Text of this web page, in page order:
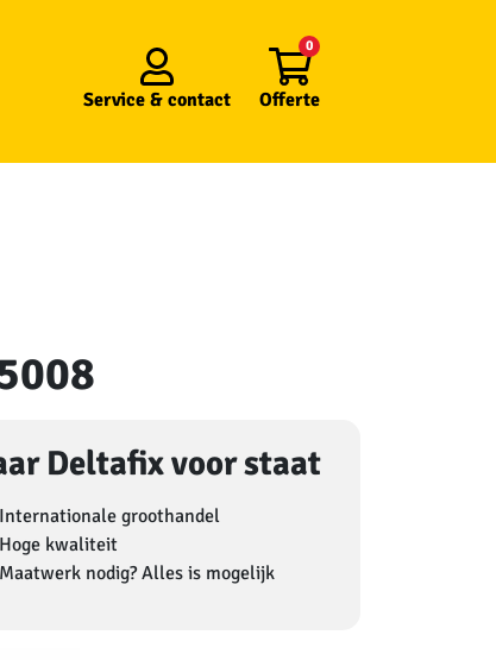
Service & contact Offerte
0
Deltafix voor staat
Internationale groothandel
Hoge kwaliteit
Maatwerk nodig? Alles is mogelijk